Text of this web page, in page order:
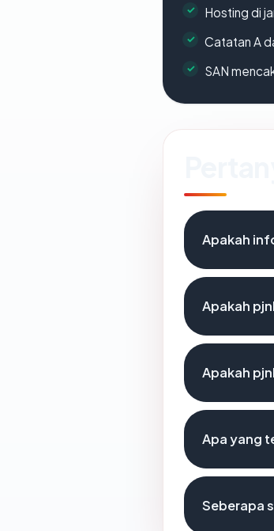
Hosting di
Catatan A
SAN
Apakah
Apakah
Apakah
Apa yang
Seberapa